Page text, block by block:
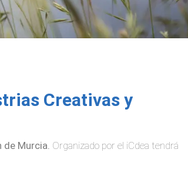
Creativas y
Murcia. Organizado por el iCdea tendrá